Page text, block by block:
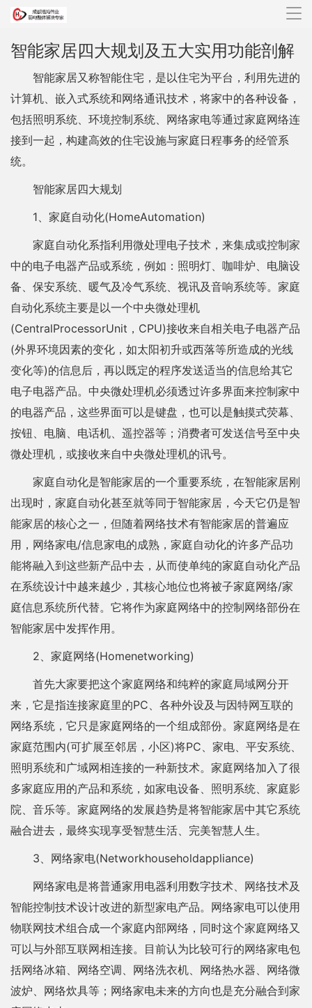
导
智能家居四大规划及五大实用功能剖解
智能家居又称智能住宅，是以住宅为平台，利用先进的
计算机、嵌入式系统和网络通讯技术，将家中的各种设备，
包括照明系统、环境控制系统、网络家电等通过家庭网络连
接到一起，构建高效的住宅设施与家庭日程事务的经管系
统。
智能家居四大规划
1、家庭自动化(HomeAutomation)
家庭自动化系指利用微处理电子技术，来集成或控制家
中的电子电器产品或系统，例如：照明灯、咖啡炉、电脑设
备、保安系统、暖气及冷气系统、视讯及音响系统等。家庭
自动化系统主要是以一个中央微处理机
(CentralProcessorUnit，CPU)接收来自相关电子电器产品
(外界环境因素的变化，如太阳初升或西落等所造成的光线
变化等)的信息后，再以既定的程序发送适当的信息给其它
电子电器产品。中央微处理机必须透过许多界面来控制家中
的电器产品，这些界面可以是键盘，也可以是触摸式荧幕、
按钮、电脑、电话机、遥控器等；消费者可发送信号至中央
微处理机，或接收来自中央微处理机的讯号。
家庭自动化是智能家居的一个重要系统，在智能家居刚
出现时，家庭自动化甚至就等同于智能家居，今天它仍是智
能家居的核心之一，但随着网络技术有智能家居的普遍应
用，网络家电/信息家电的成熟，家庭自动化的许多产品功
能将融入到这些新产品中去，从而使单纯的家庭自动化产品
在系统设计中越来越少，其核心地位也将被子家庭网络/家
庭信息系统所代替。它将作为家庭网络中的控制网络部份在
智能家居中发挥作用。
2、家庭网络(Homenetworking)
首先大家要把这个家庭网络和纯粹的家庭局域网分开
来，它是指连接家庭里的PC、各种外设及与因特网互联的
网络系统，它只是家庭网络的一个组成部份。家庭网络是在
家庭范围内(可扩展至邻居，小区)将PC、家电、平安系统、
照明系统和广域网相连接的一种新技术。家庭网络加入了很
多家庭应用的产品和系统，如家电设备、照明系统、家庭影
院、音乐等。家庭网络的发展趋势是将智能家居中其它系统
融合进去，最终实现享受智慧生活、完美智慧人生。
3、网络家电(Networkhouseholdappliance)
网络家电是将普通家用电器利用数字技术、网络技术及
智能控制技术设计改进的新型家电产品。网络家电可以使用
物联网技术组合成一个家庭内部网络，同时这个家庭网络又
可以与外部互联网相连接。目前认为比较可行的网络家电包
括网络冰箱、网络空调、网络洗衣机、网络热水器、网络微
波炉、网络炊具等；网络家电未来的方向也是充分融合到家